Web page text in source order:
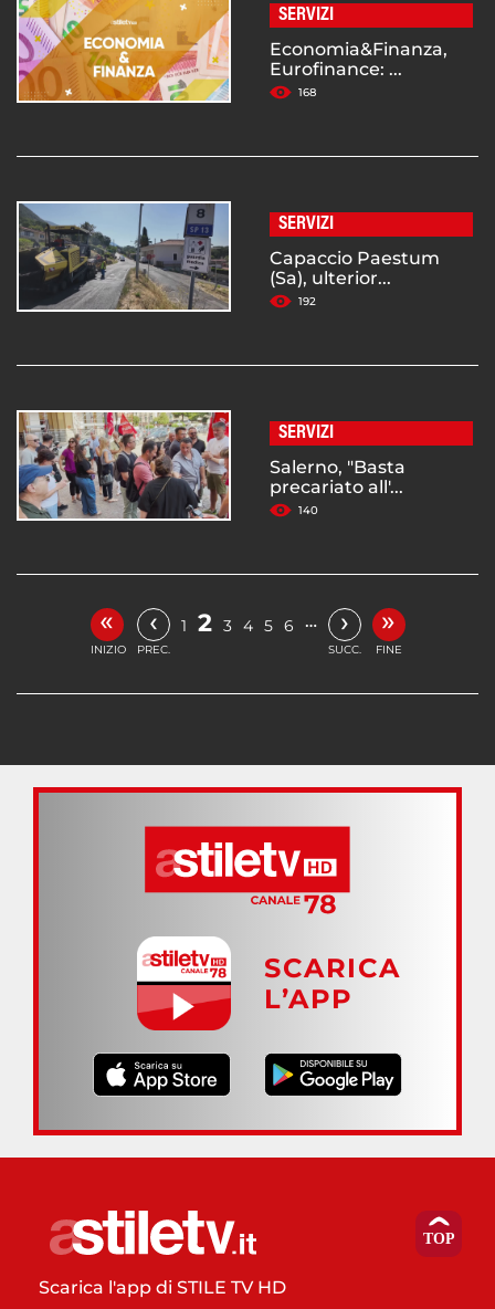
SERVIZI
Economia&Finanza,
Eurofinance: ...
168
SERVIZI
Capaccio Paestum
(Sa), ulterior...
192
SERVIZI
Salerno, "Basta
precariato all'...
140
«
INIZIO
‹
PREC.
1 2 3 4 5 6 … ›
SUCC.
»
FINE
SCARICA
L’APP
Scarica l'app di STILE TV HD